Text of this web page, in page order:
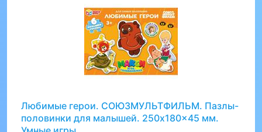
Любимые герои. СОЮЗМУЛЬТФИЛЬМ. Пазлы-
половинки для малышей. 250x180x45 мм.